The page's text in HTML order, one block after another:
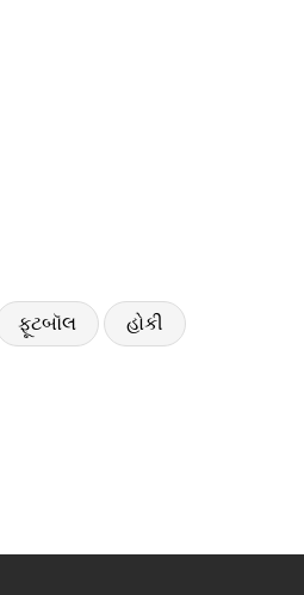
ફૂટબૉલ હોકી